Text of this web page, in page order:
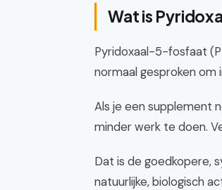
Wat is
Pyridoxaal-5-fosfaat
normaal gesproken om
Als je een supplement
minder werk te doen.
Dat is de goedkopere,
natuurlijke, biologisch